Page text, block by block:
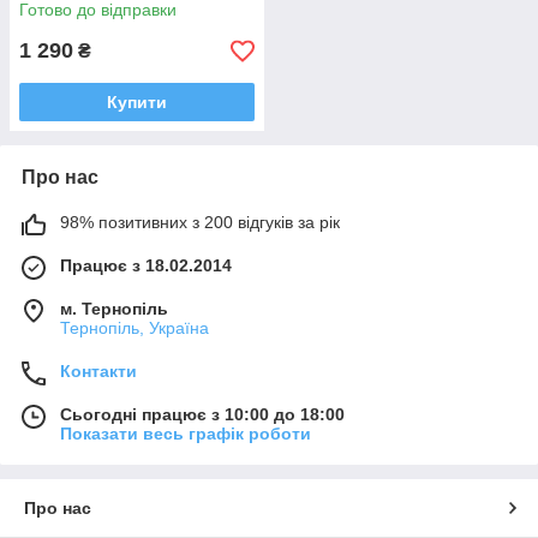
Готово до відправки
1 290 ₴
Купити
Про нас
98% позитивних з 200 відгуків за рік
Працює з 18.02.2014
м. Тернопіль
Тернопіль, Україна
Контакти
Сьогодні працює з 10:00 до 18:00
Показати весь графік роботи
Про нас